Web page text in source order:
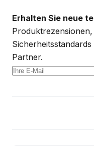
Erhalten Sie neue
Partner.